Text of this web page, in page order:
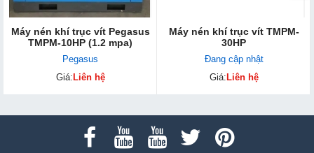
Máy nén khí trục vít Pegasus
TMPM-10HP (1.2 mpa)
Pegasus
Giá: Liên hệ
Máy nén khí trục vít TMPM-
30HP
Đang cập nhật
Giá: Liên hệ